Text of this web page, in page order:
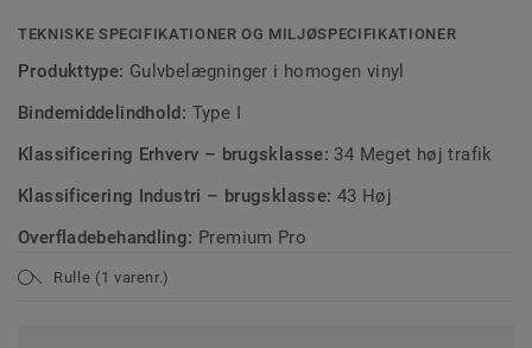
TEKNISKE SPECIFIKATIONER OG MILJØSPECIFIKATIONER
Produkttype: Gulvbelægninger i homogen vinyl
Bindemiddelindhold: Type I
Klassificering Erhverv – brugsklasse: 34 Meget høj trafik
Klassificering Industri – brugsklasse: 43 Høj
Overfladebehandling: Premium Pro
Rulle (1 varenr.)